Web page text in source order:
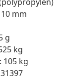
mm
g
kg
105 kg